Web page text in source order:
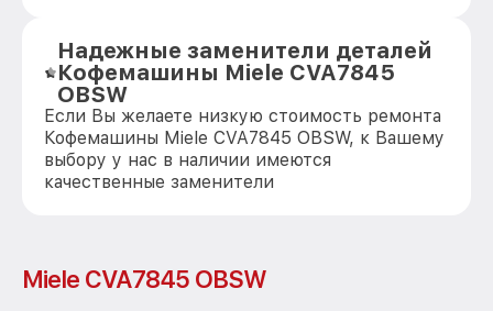
Надежные заменители деталей
Кофемашины Miele CVA7845
OBSW
Если Вы желаете низкую стоимость ремонта
Кофемашины Miele CVA7845 OBSW, к Вашему
выбору у нас в наличии имеются
качественные заменители
Miele CVA7845 OBSW